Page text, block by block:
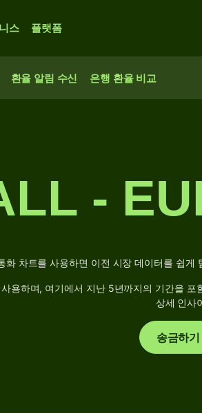
스 플랫폼
환율 알림 수신 은행 환율 비교
-
화 차트를 사용하면 이전 시장 데이터를 쉽
용하며, 여기에서 지난 5년까지의 기간을
상세 인사
송금하기